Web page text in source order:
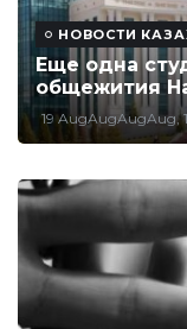
НОВОСТИ
Еще одна
общежития
19 AugAugAugAug,